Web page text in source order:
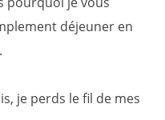
déjeuner en
je perds le fil de mes